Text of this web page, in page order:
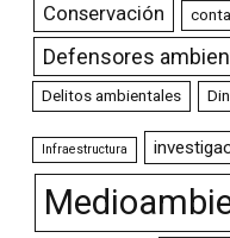
Conservación
Defensores
Delitos ambientales
Infraestructura